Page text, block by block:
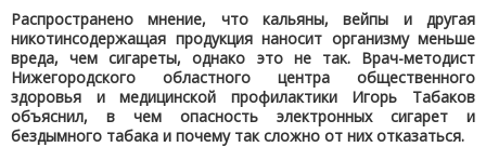
Распространено мнение, что кальяны, вейпы и другая
никотинсодержащая продукция наносит организму меньше
вреда, чем сигареты, однако это не так. Врач-методист
Нижегородского областного центра общественного
здоровья и медицинской профилактики Игорь Табаков
объяснил, в чем опасность электронных сигарет и
бездымного табака и почему так сложно от них отказаться.